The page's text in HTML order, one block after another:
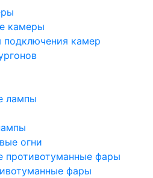
камеры
камер
лампы
огни
противотуманные фары
фары